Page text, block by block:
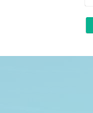
י
ל